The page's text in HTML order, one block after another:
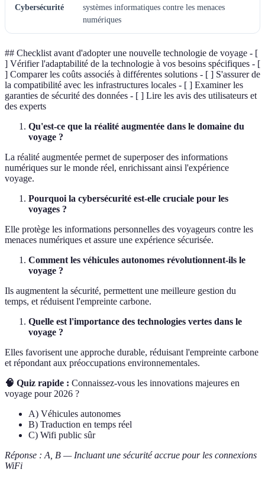
Cybersécurité
systèmes informatiques contre les menaces
numériques
## Checklist avant d'adopter une nouvelle technologie de voyage - [
] Vérifier l'adaptabilité de la technologie à vos besoins spécifiques - [
] Comparer les coûts associés à différentes solutions - [ ] S'assurer de
la compatibilité avec les infrastructures locales - [ ] Examiner les
garanties de sécurité des données - [ ] Lire les avis des utilisateurs et
des experts
Qu'est-ce que la réalité augmentée dans le domaine du
voyage ?
La réalité augmentée permet de superposer des informations
numériques sur le monde réel, enrichissant ainsi l'expérience
voyage.
Pourquoi la cybersécurité est-elle cruciale pour les
voyages ?
Elle protège les informations personnelles des voyageurs contre les
menaces numériques et assure une expérience sécurisée.
Comment les véhicules autonomes révolutionnent-ils le
voyage ?
Ils augmentent la sécurité, permettent une meilleure gestion du
temps, et réduisent l'empreinte carbone.
Quelle est l'importance des technologies vertes dans le
voyage ?
Elles favorisent une approche durable, réduisant l'empreinte carbone
et répondant aux préoccupations environnementales.
🧠 Quiz rapide : Connaissez-vous les innovations majeures en
voyage pour 2026 ?
A) Véhicules autonomes
B) Traduction en temps réel
C) Wifi public sûr
Réponse : A, B — Incluant une sécurité accrue pour les connexions
WiFi